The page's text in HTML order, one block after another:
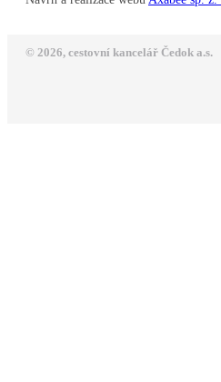
© 2026, cestovní kancelář Čedok a.s.